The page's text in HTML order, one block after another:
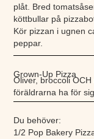
plåt. Bred
köttbullar på
Kör pizzan i ugnen
peppar.
Grown-Up Pizza
Oliver, broccoli
föräldrarna ha för
Du behöver:
1/2 Pop Bakery